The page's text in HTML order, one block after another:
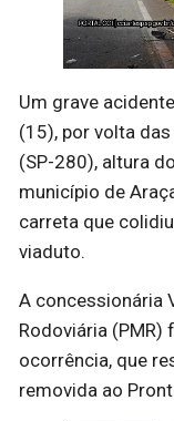
Um grave
(15), por volta
(SP-280), altura
município de
carreta que
viaduto.
A concessionária
Rodoviária (PMR)
ocorrência, que
removida ao